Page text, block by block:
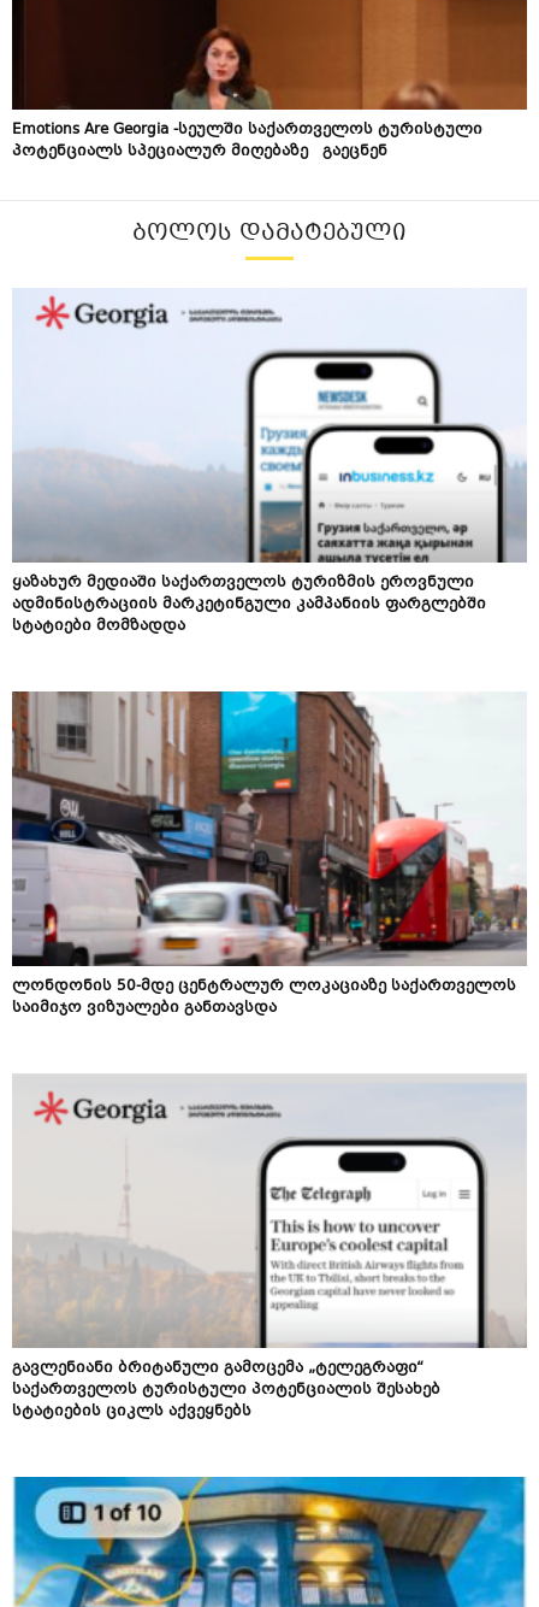
Emotions Are Georgia -სეულში საქართველოს ტურისტული
პოტენციალს სპეციალურ მიღებაზე გაეცნენ
ᲑᲝᲚᲝᲡ ᲓᲐᲛᲐᲢᲔᲑᲣᲚᲘ
ყაზახურ მედიაში საქართველოს ტურიზმის ეროვნული
ადმინისტრაციის მარკეტინგული კამპანიის ფარგლებში
სტატიები მომზადდა
ლონდონის 50-მდე ცენტრალურ ლოკაციაზე საქართველოს
საიმიჯო ვიზუალები განთავსდა
გავლენიანი ბრიტანული გამოცემა „ტელეგრაფი“
საქართველოს ტურისტული პოტენციალის შესახებ
სტატიების ციკლს აქვეყნებს